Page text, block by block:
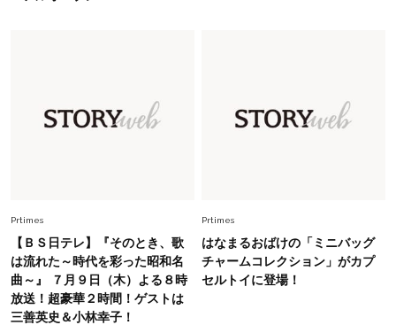
Fashion 2026.6.26
初夏はこれさえあれば！40代は【淡色ワンピ】
オシャレ40代の【ワンピ＆オールインワン】最
旬着こなし3選。地味見え回避のコツは「バッグ
選び」！
Fashion 2026.7.31
【40代のTシャツコーデ】超ビッグサイズ×きれ
Prtimes
【ＢＳ日テレ】『そのとき、歌
は流れた～時代を彩った昭和名
曲～』 ７月９日（木）よる８時
放送！超豪華２時間！ゲストは
三善英史＆小林幸子！
Prtimes
はなまるおばけの「ミニバッグ
チャームコレクション」がカプ
セルトイに登場！